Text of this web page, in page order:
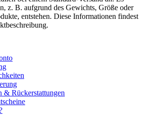
z. B. aufgrund des Gewichts, Größe oder
entstehen. Diese Informationen findest
& Rückerstattungen